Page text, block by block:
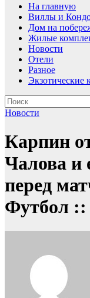
На главную
Виллы и
Дом на
Жилые
Новости
Отели
Разное
Экзотические
Новости
Карпин
Чалова и
перед
Футбол